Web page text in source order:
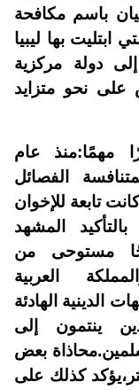
باسم مكافحة
ابتليت بها ليبيا
إلى دولة مركزية
نحو متزايد
مهمًا:منذ عام
الفصائل
تابعة للإخوان
المشهد
مستوحى من
العربية
الدينية الهادئة
ينتمون إلى
بعض
كذلك على